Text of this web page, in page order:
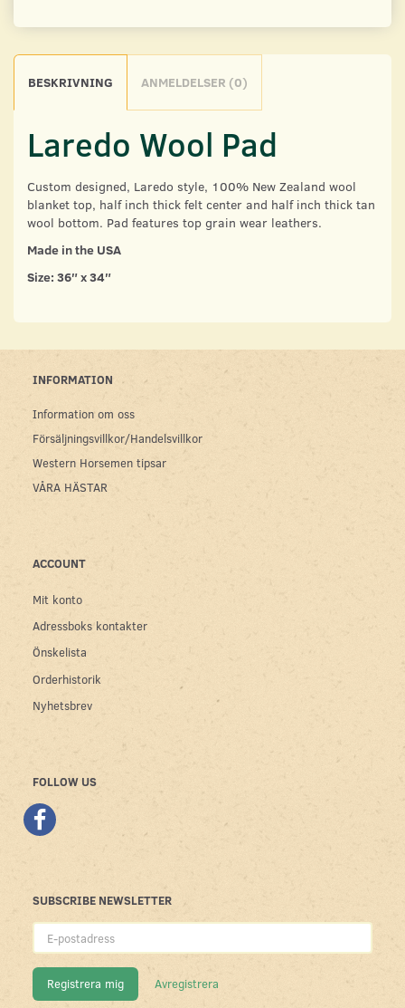
BESKRIVNING ANMELDELSER (0)
Laredo Wool Pad
Custom designed, Laredo style, 100% New Zealand wool
blanket top, half inch thick felt center and half inch thick tan
wool bottom. Pad features top grain wear leathers.
Made in the USA
Size: 36″ x 34″
INFORMATION
Information om oss
Försäljningsvillkor/Handelsvillkor
Western Horsemen tipsar
VÅRA HÄSTAR
ACCOUNT
Mit konto
Adressboks kontakter
Önskelista
Orderhistorik
Nyhetsbrev
FOLLOW US
SUBSCRIBE NEWSLETTER
E-
postadress
Registrera mig Avregistrera